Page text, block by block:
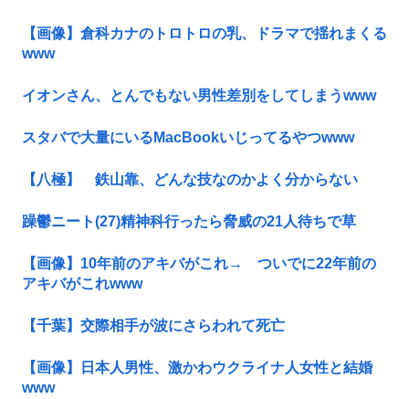
【画像】倉科カナのトロトロの乳、ドラマで揺れまくる
www
イオンさん、とんでもない男性差別をしてしまうwww
スタバで大量にいるMacBookいじってるやつwww
【八極】 鉄山靠、どんな技なのかよく分からない
躁鬱ニート(27)精神科行ったら脅威の21人待ちで草
【画像】10年前のアキバがこれ→ ついでに22年前の
アキバがこれwww
【千葉】交際相手が波にさらわれて死亡
【画像】日本人男性、激かわウクライナ人女性と結婚
www